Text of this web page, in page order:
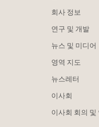
회사 정보
연구 및 개발
뉴스 및 미디어
영역 지도
뉴스레터
이사회
이사회 회의 및